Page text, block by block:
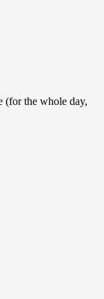
(for the whole day,